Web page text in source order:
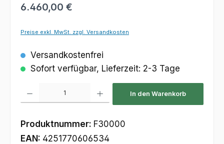
Regulärer Preis:
6.460,00 €
Preise exkl. MwSt. zzgl. Versandkosten
Versandkostenfrei
Sofort verfügbar, Lieferzeit: 2-3 Tage
In den Warenkorb
Produktnummer: F30000
EAN: 4251770606534